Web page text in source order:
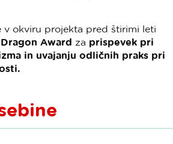
v okviru projekta pred štirimi leti
Award za prispevek pri
in uvajanju odličnih praks pri